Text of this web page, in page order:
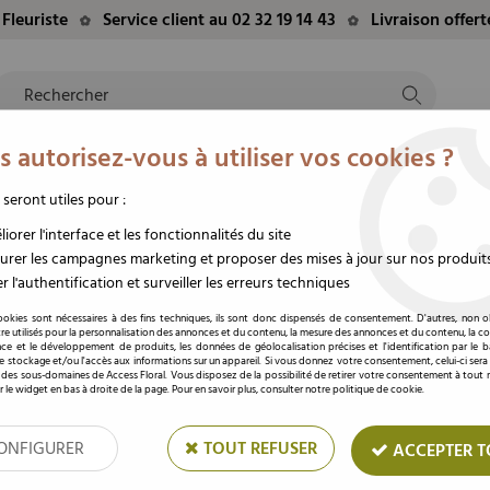
Service client au 02 32 19 14 43 Livraison
EVÈNEMENTS
DU MOMENT
FLEURS/PLANTES DEUIL
Ruban Gros Grain
Soyez le premier à donner votre
Prix : Connectez-
Réf. :2011 61
Ruban à pois pour la décoration de
autorisez-vous à utiliser vos cookies ?
seront utiles pour :
l'interface et les fonctionnalités du site
les campagnes marketing et proposer des mises à jour sur nos
l'authentification et surveiller les erreurs techniques
sont nécessaires à des fins techniques, ils sont donc dispensés de consentement. D'autres, non
utilisés pour la personnalisation des annonces et du contenu, la mesure des annonces et du contenu, la
et le développement de produits, les données de géolocalisation précises et l'identification par le
stockage et/ou l'accès aux informations sur un appareil. Si vous donnez votre consentement, celui-ci
des sous-domaines de Access Floral. Vous disposez de la possibilité de retirer votre consentement à tout
le widget en bas à droite de la page. Pour en savoir plus, consulter notre politique de cookie.
TOUT REFUSER ACCEPTER